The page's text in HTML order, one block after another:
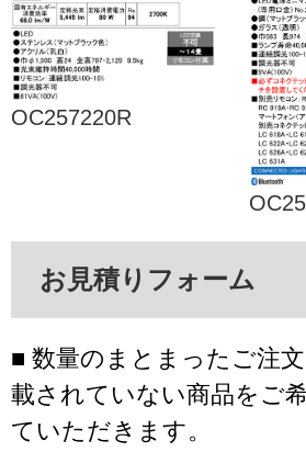
OC257220R
お見積りフォーム
■ 数量のまとまったご注
載されていない商品をご
ていただきます。